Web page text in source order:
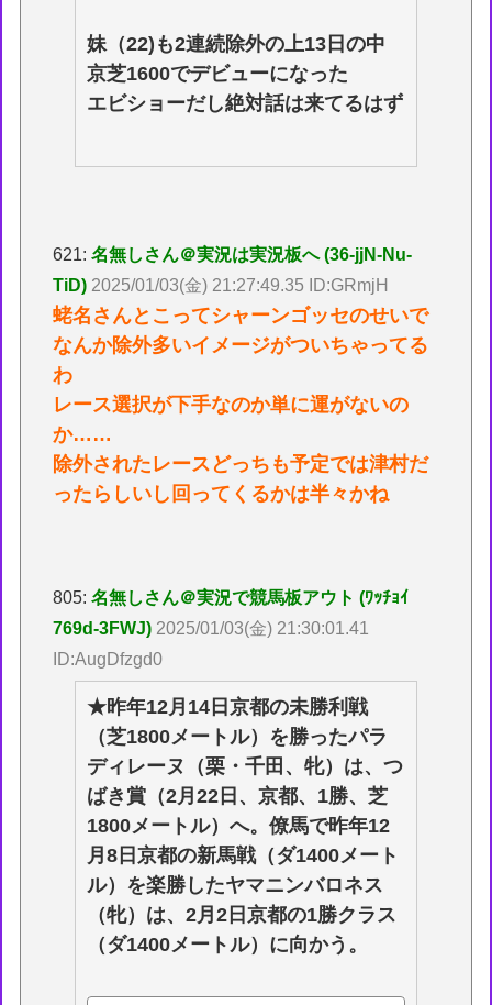
妹（22)も2連続除外の上13日の中
京芝1600でデビューになった
エビショーだし絶対話は来てるはず
621:名無しさん＠実況は実況板へ (36-jjN-Nu-
TiD) 2025/01/03(金) 21:27:49.35 ID:GRmjH
蛯名さんとこってシャーンゴッセのせいで
なんか除外多いイメージがついちゃってる
わ
レース選択が下手なのか単に運がないの
か……
除外されたレースどっちも予定では津村だ
ったらしいし回ってくるかは半々かね
805:名無しさん＠実況で競馬板アウト (ﾜｯﾁｮｲ
769d-3FWJ) 2025/01/03(金) 21:30:01.41
ID:AugDfzgd0
★昨年12月14日京都の未勝利戦
（芝1800メートル）を勝ったパラ
ディレーヌ（栗・千田、牝）は、つ
ばき賞（2月22日、京都、1勝、芝
1800メートル）へ。僚馬で昨年12
月8日京都の新馬戦（ダ1400メート
ル）を楽勝したヤマニンバロネス
（牝）は、2月2日京都の1勝クラス
（ダ1400メートル）に向かう。